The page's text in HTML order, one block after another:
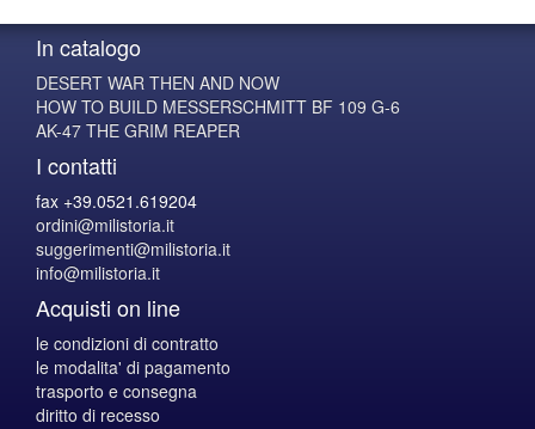
In catalogo
DESERT WAR THEN AND NOW
HOW TO BUILD MESSERSCHMITT BF 109 G-6
AK-47 THE GRIM REAPER
I contatti
fax +39.0521.619204
ordini@milistoria.it
suggerimenti@milistoria.it
info@milistoria.it
Acquisti on line
le condizioni di contratto
le modalita' di pagamento
trasporto e consegna
diritto di recesso